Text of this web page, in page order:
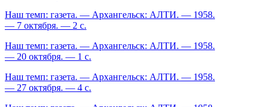
Наш темп: газета. — Архангельск: АЛТИ. — 1958.
— 7 октября. — 2 с.
Наш темп: газета. — Архангельск: АЛТИ. — 1958.
— 20 октября. — 1 с.
Наш темп: газета. — Архангельск: АЛТИ. — 1958.
— 27 октября. — 4 с.